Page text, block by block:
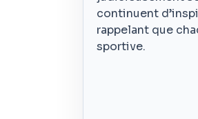
continuent
rappelant que
sportive.